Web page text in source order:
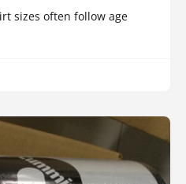
sizes often follow age